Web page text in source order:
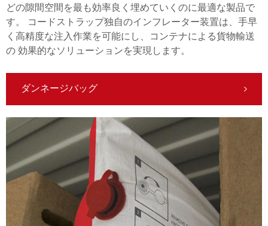
どの隙間空間を最も効率良く埋めていくのに最適な製品で
す。 コードストラップ独自のインフレーター装置は、手早
く高精度な注入作業を可能にし、コンテナによる貨物輸送
の 効果的なソリューションを実現します。
ダンネージバッグ